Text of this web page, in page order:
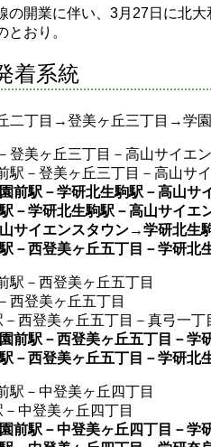
の開業に伴い、3月27日に北
とおり。
着系統
二丁目→登美ヶ丘三丁目→学
美ヶ丘三丁目－高山サイエ
－登美ヶ丘三丁目－高山サ
前駅－学研北生駒駅－高山サ
－学研北生駒駅－高山サイエ
サイエンスタウン→学研北生
西登美ヶ丘五丁目－学研北
－西登美ヶ丘五丁目
登美ヶ丘五丁目
西登美ヶ丘五丁目－真弓一丁
前駅－西登美ヶ丘五丁目－学
－西登美ヶ丘五丁目－学研北
－中登美ヶ丘四丁目
中登美ヶ丘四丁目
駅－中登美ヶ丘四丁目－学